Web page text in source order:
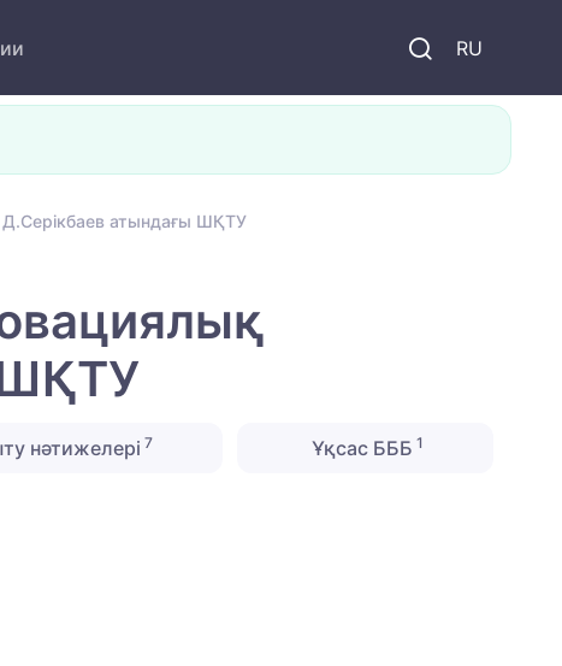
RU
Д.Серікбаев атындағы ШҚТУ
ШҚТУ
нәтижелері 7 Ұқсас БББ 1